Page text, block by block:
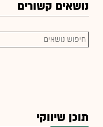
נושאים קשורים
תוכן שיווקי